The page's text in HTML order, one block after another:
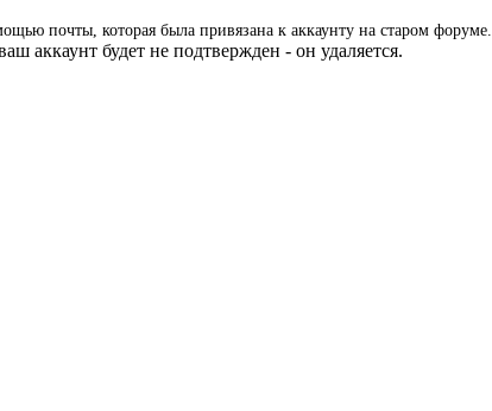
почты, которая была привязана к аккаунту на старом форуме.
аккаунт будет не подтвержден - он удаляется.